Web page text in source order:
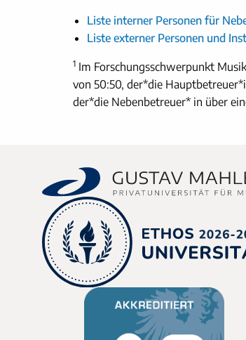
Liste interner Personen für
Liste externer Personen und
1 Im Forschungsschwerpunkt
von 50:50, der*die
der*die Nebenbetreuer* in über